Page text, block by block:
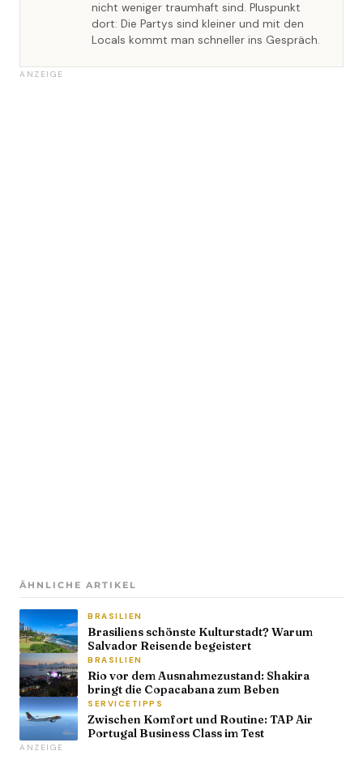
nicht weniger traumhaft sind. Pluspunkt
dort: Die Partys sind kleiner und mit den
Locals kommt man schneller ins Gespräch.
ANZEIGE
ÄHNLICHE ARTIKEL
BRASILIEN
Brasiliens schönste Kulturstadt? Warum
Salvador Reisende begeistert
BRASILIEN
Rio vor dem Ausnahmezustand: Shakira
bringt die Copacabana zum Beben
SERVICETIPPS
Zwischen Komfort und Routine: TAP Air
Portugal Business Class im Test
ANZEIGE